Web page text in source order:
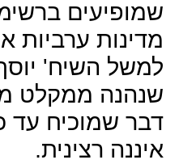
שמופיעים
מדינות ערביות
למשל השיח'
שנהנה ממקלט
דבר שמוכיח עד
איננה רצינית.